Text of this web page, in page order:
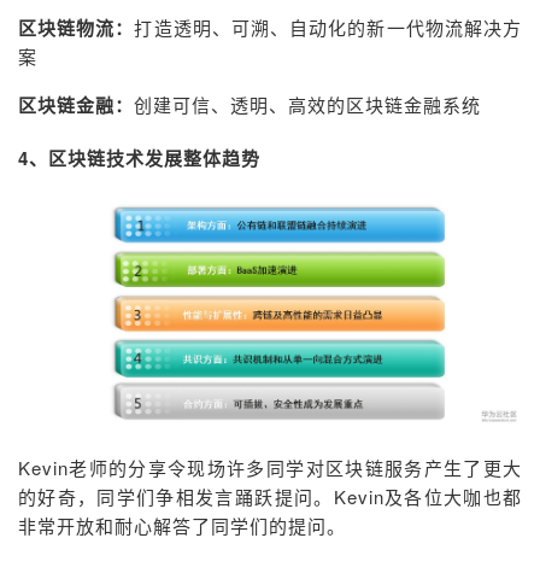
区块链物流：打造透明、可溯、自动化的新一代物流解决方
案
区块链金融： 创建可信、透明、高效的区块链金融系统
4、区块链技术发展整体趋势
Kevin老师的分享令现场许多同学对区块链服务产生了更大
的好奇，同学们争相发言踊跃提问。Kevin及各位大咖也都
非常开放和耐心解答了同学们的提问。